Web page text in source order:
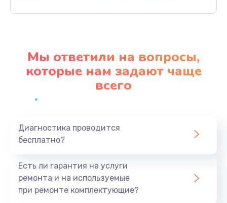
Заказать
Ремонт разъема питания
Заказать
Мы ответили на вопросы,
которые нам задают чаще
всего
Диагностика проводится
бесплатно?
Есть ли гарантия на услуги
ремонта и на используемые
при ремонте комплектующие?